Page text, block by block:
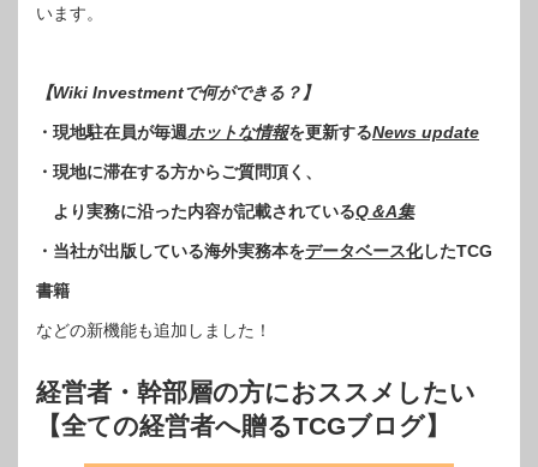
います。
【Wiki Investmentで何ができる？】
・現地駐在員が毎週 ホットな情報を更新するNews update
・現地に滞在する方からご質問頂く、
より実務に沿った内容が記載されているQ＆A集
・当社が出版している海外実務本をデータベース化したTCG
書籍
などの新機能も追加しました！
経営者・幹部層の方におススメしたい
【全ての経営者へ贈るTCGブログ】